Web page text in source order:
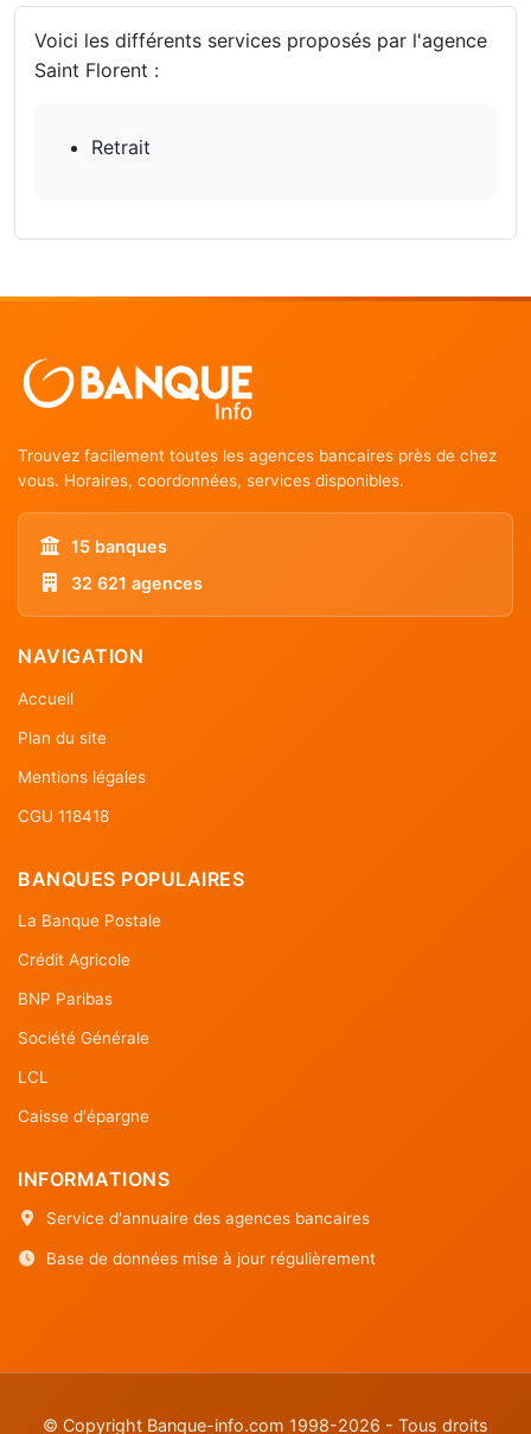
Voici les différents services proposés par l'agence
Saint Florent :
Retrait
Trouvez facilement toutes les agences bancaires près de chez
vous. Horaires, coordonnées, services disponibles.
15 banques
32 621 agences
NAVIGATION
Accueil
Plan du site
Mentions légales
CGU 118418
BANQUES POPULAIRES
La Banque Postale
Crédit Agricole
BNP Paribas
Société Générale
LCL
Caisse d'épargne
INFORMATIONS
Service d'annuaire des agences bancaires
Base de données mise à jour régulièrement
© Copyright Banque-info.com 1998-2026 - Tous droits